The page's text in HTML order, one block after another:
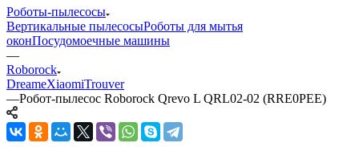
Роботы-пылесосы
Вертикальные пылесосыРоботы для мытья
оконПосудомоечные машины
—
Roborock
DreameXiaomiTrouver
—Робот-пылесос Roborock Qrevo L QRL02-02 (RRE0PEE)